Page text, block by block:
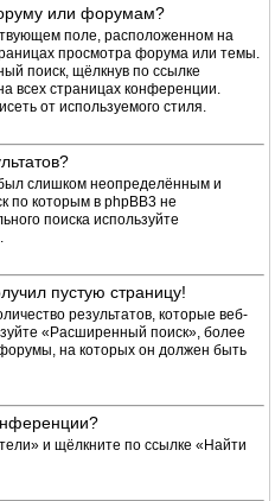
или форумам?
поле, расположенном на
просмотра форума или темы.
поиск, щёлкнув по ссылке
всех страницах конференции.
от используемого стиля.
слишком неопределённым и
по которым в phpBB3 не
поиска используйте
пустую страницу!
результатов, которые веб-
«Расширенный поиск», более
на которых он должен быть
и щёлкните по ссылке «Найти